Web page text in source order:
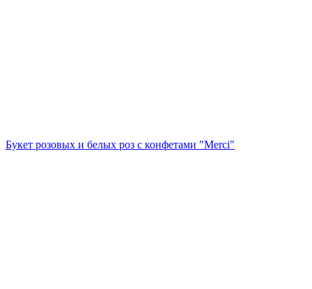
Букет розовых и белых роз с конфетами "Merci"